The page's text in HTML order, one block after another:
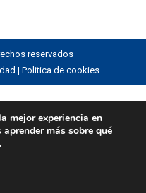
reservados
| Politica de cookies
mejor experiencia en
aprender más sobre qué